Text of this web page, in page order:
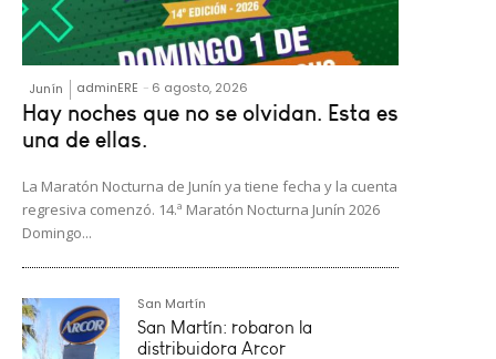
Junín adminERE - 6 agosto, 2026
Hay noches que no se olvidan. Esta es
una de ellas.
La Maratón Nocturna de Junín ya tiene fecha y la cuenta
regresiva comenzó. 14.ª Maratón Nocturna Junín 2026
Domingo...
San Martín
San Martín: robaron la
distribuidora Arcor